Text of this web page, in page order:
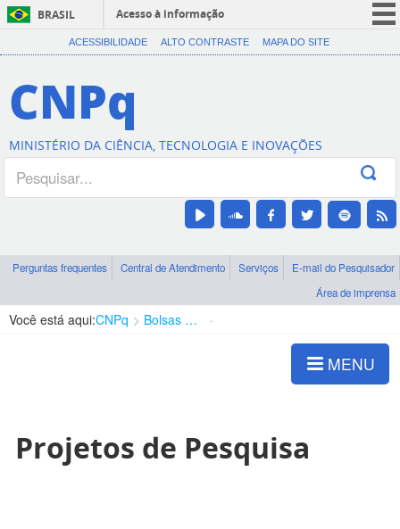
BRASIL
Acesso à informação
CORONAVÍRUS (COVID-19)
Canais
ACESSIBILIDADE ALTO CONTRASTE MAPA DO SITE
CNPq
MINISTÉRIO DA CIÊNCIA, TECNOLOGIA E INOVAÇÕES
Perguntas frequentes Central de Atendimento Serviços
E-mail do Pesquisador
Área de imprensa
Você está aqui:CNPq Bolsas e Auxílios Vigentes
MENU
Projetos de Pesquisa